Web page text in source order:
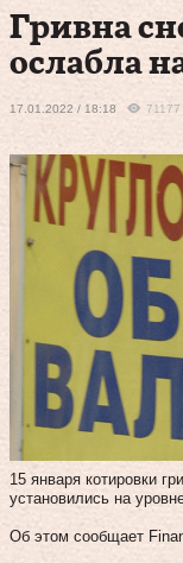
Гривна
ослабла
17.01.2022 / 18:18 71177
15 января котировки
установились на
Об этом сообщает